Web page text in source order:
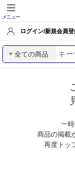
メニュー
ログイン/新規会員
全ての商品
一
商品の掲載
再度トッ